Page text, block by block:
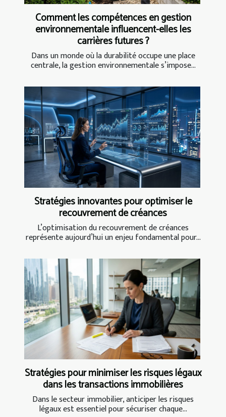
Comment les compétences en gestion
environnementale influencent-elles les
carrières futures ?
Dans un monde où la durabilité occupe une place
centrale, la gestion environnementale s’impose...
Stratégies innovantes pour optimiser le
recouvrement de créances
L’optimisation du recouvrement de créances
représente aujourd’hui un enjeu fondamental pour...
Stratégies pour minimiser les risques légaux
dans les transactions immobilières
Dans le secteur immobilier, anticiper les risques
légaux est essentiel pour sécuriser chaque...